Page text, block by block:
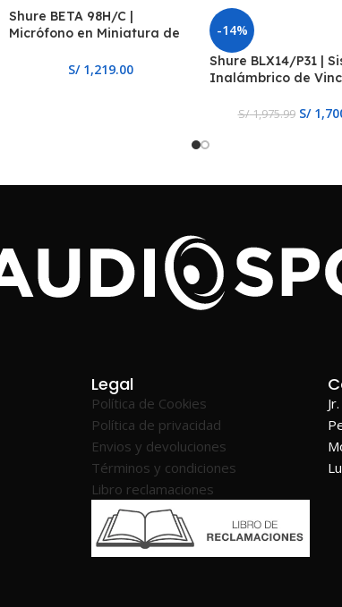
Shure BETA 98H/C |
Micrófono en Miniatura de
S/1,219.00
-14%
Shure BLX14/P31 |
Inalámbrico de
S/1,975.99 S/
Legal
Política de Cookies
Política de privacidad
Envios y devoluciones
Términos y condiciones
Libro reclamaciones